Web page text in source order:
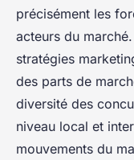
précisément les
acteurs du
stratégies
des parts de
diversité des
niveau local et
mouvements du